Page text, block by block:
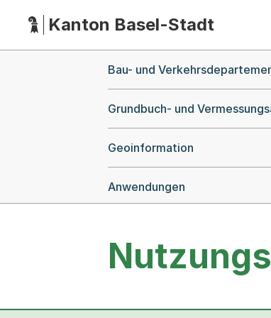
HauptnavigationKanton Basel-Stadt
Bau- und
Grundbuch- und
Geoinformation
Anwendungen